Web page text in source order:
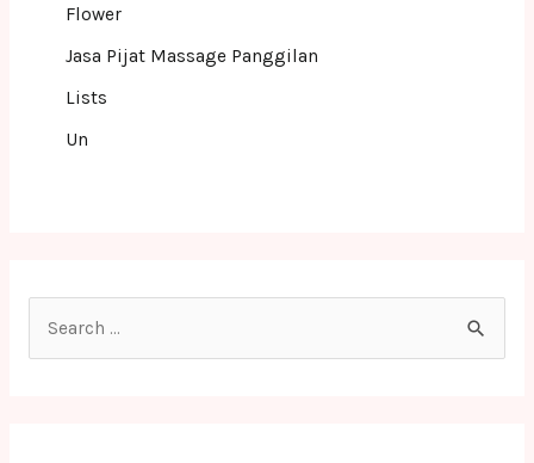
Flower
Jasa Pijat Massage Panggilan
Lists
Un